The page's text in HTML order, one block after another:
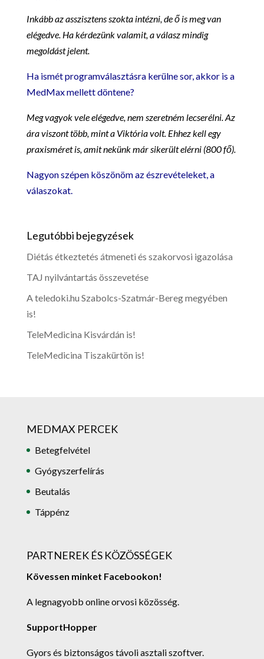
Inkább az asszisztens szokta intézni, de ő is meg van
elégedve. Ha kérdezünk valamit, a válasz mindig
megoldást jelent.
Ha ismét programválasztásra kerülne sor, akkor is a
MedMax mellett döntene?
Meg vagyok vele elégedve, nem szeretném lecserélni. Az
ára viszont több, mint a Viktória volt. Ehhez kell egy
praxisméret is, amit nekünk már sikerült elérni (800 fő).
Nagyon szépen köszönöm az észrevételeket, a
válaszokat.
Legutóbbi bejegyzések
Diétás étkeztetés átmeneti és szakorvosi igazolása
TAJ nyilvántartás összevetése
A teledoki.hu Szabolcs-Szatmár-Bereg megyében
is!
TeleMedicina Kisvárdán is!
TeleMedicina Tiszakürtön is!
MEDMAX PERCEK
Betegfelvétel
Gyógyszerfelírás
Beutalás
Táppénz
PARTNEREK ÉS KÖZÖSSÉGEK
Kövessen minket Facebookon!
A legnagyobb online orvosi közösség.
SupportHopper
Gyors és biztonságos távoli asztali szoftver.